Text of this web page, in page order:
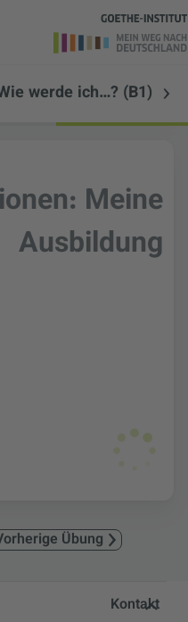
werde ich…? (B1)
Meine
Ausbildung
Übung
Kontakt